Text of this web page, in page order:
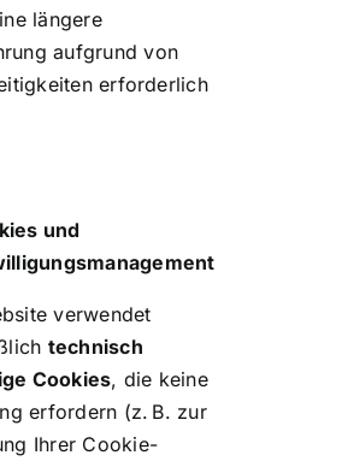
längere
aufgrund von
erforderlich
und
verwendet
technisch
Cookies, die keine
erfordern (z. B. zur
Ihrer Cookie-